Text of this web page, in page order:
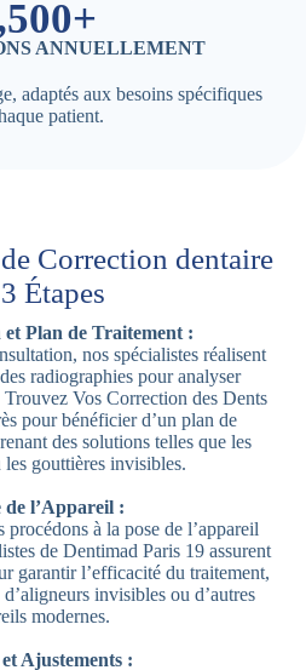
ANNUELLEMENT
adaptés aux besoins spécifiques
patient.
Correction dentaire
Étapes
Plan de Traitement :
nos spécialistes réalisent
radiographies pour analyser
Trouvez Vos Correction des Dents
pour bénéficier d’un plan de
des solutions telles que les
les gouttières invisibles.
de l’Appareil :
à la pose de l’appareil
de Dentimad Paris 19 assurent
garantir l’efficacité du traitement,
d’aligneurs invisibles ou d’autres
modernes.
Ajustements :